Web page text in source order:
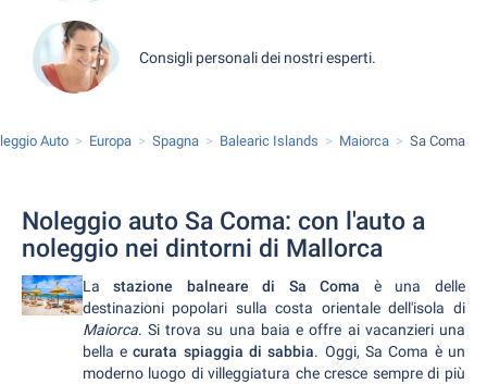
Consigli personali dei nostri esperti.
Auto Europa Spagna Balearic Islands Maiorca Sa Coma
Noleggio auto Sa Coma: con l'auto a
noleggio nei dintorni di Mallorca
Lastazione balneare di Sa Coma è una delle
destinazioni popolari sulla costa orientale dell'isola di
Maiorca. Si trova su una baia e offre ai vacanzieri una
bella ecurata spiaggia di sabbia. Oggi, Sa Coma è un
moderno luogo di villeggiatura che cresce sempre di più